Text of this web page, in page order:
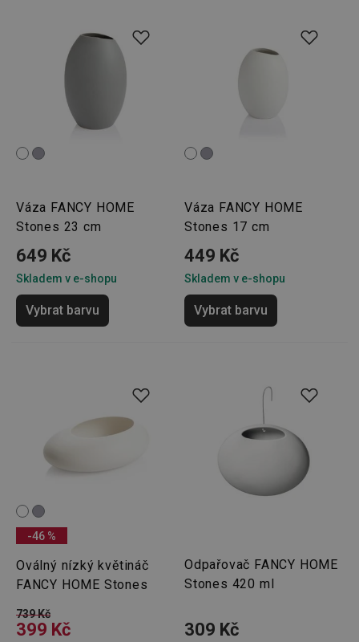
Váza FANCY HOME
Stones 23 cm
649 Kč
Skladem v e-shopu
Vybrat barvu
Váza FANCY HOME
Stones 17 cm
449 Kč
Skladem v e-shopu
Vybrat barvu
-46 %
Oválný nízký květináč
FANCY HOME Stones
739 Kč
399 Kč
Odpařovač FANCY HOME
Stones 420 ml
309 Kč